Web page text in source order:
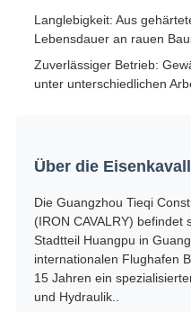
Langlebigkeit: Aus
Lebensdauer an rauen
Zuverlässiger Betrieb:
unter unterschiedlichen
Über die
Die Guangzhou Tieqi
(IRON CAVALRY) befindet
Stadtteil Huangpu in
internationalen Flughafen
15 Jahren ein
und Hydraulik..